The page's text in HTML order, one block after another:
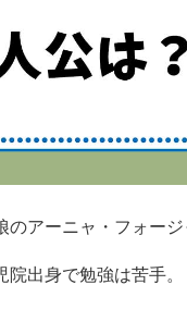
アーニャ・フォー
出身で勉強は苦手。